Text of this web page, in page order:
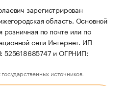
зарегистрирован
область. Основной
розничная по почте или по
сети Интернет. ИП
525618685747 и ОГРНИП:
источников.